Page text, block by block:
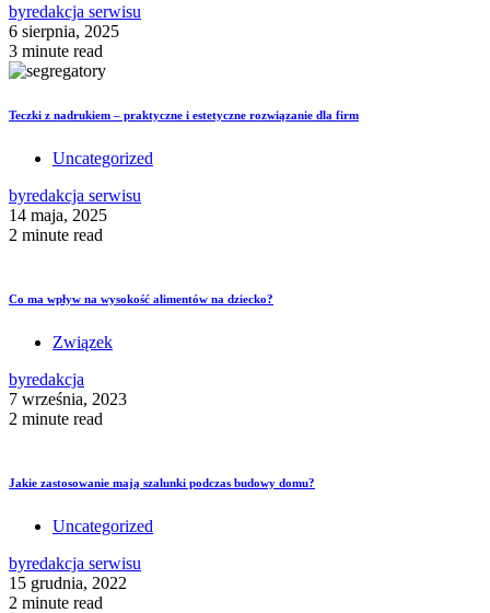
byredakcja serwisu
6 sierpnia, 2025
3 minute read
Teczki z nadrukiem – praktyczne i estetyczne rozwiązanie dla firm
Uncategorized
byredakcja serwisu
14 maja, 2025
2 minute read
Co ma wpływ na wysokość alimentów na dziecko?
Związek
byredakcja
7 września, 2023
2 minute read
Jakie zastosowanie mają szalunki podczas budowy domu?
Uncategorized
byredakcja serwisu
15 grudnia, 2022
2 minute read